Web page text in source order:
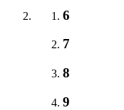
6
7
8
9